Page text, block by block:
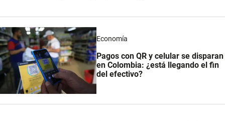
Economía
Pagos con QR y celular se disparan
en Colombia: ¿está llegando el fin
del efectivo?